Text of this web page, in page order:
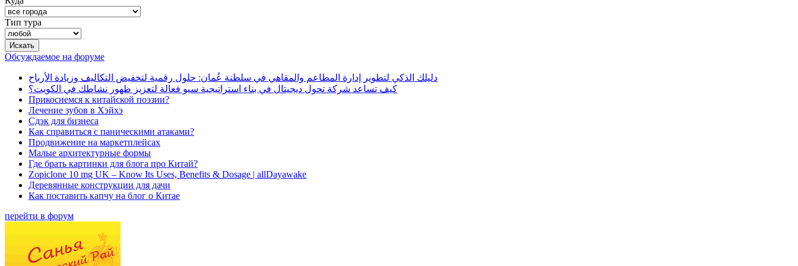
Тип тура
Обсуждаемое на форуме
دليلك الذكي لتطوير إدارة المطاعم والمقاهي في سلطنة عُمان: حلول رقمية لتخفيض التكاليف وزيادة الأرباح
كيف تساعد شركة تحول ديجيتال في بناء استراتيجية سيو فعالة لتعزيز ظهور نشاطك في الكويت؟
Прикоснемся к китайской поэзии?
Лечение зубов в Хэйхэ
Сдэк для бизнеса
Как справиться с паническими атаками?
Продвижение на маркетплейсах
Малые архитектурные формы
Где брать картинки для блога про Китай?
Zopiclone 10 mg UK – Know Its Uses, Benefits & Dosage | allDayawake
Деревянные конструкции для дачи
Как поставить капчу на блог о Китае
перейти в форум